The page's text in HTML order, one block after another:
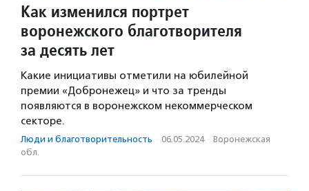
Как изменился портрет
воронежского благотворителя
за десять лет
Какие инициативы отметили на юбилейной
премии «Добронежец» и что за тренды
появляются в воронежском некоммерческом
секторе.
Люди и благотвори­тель­ность · 06.05.2024 · Воронежская
обл.